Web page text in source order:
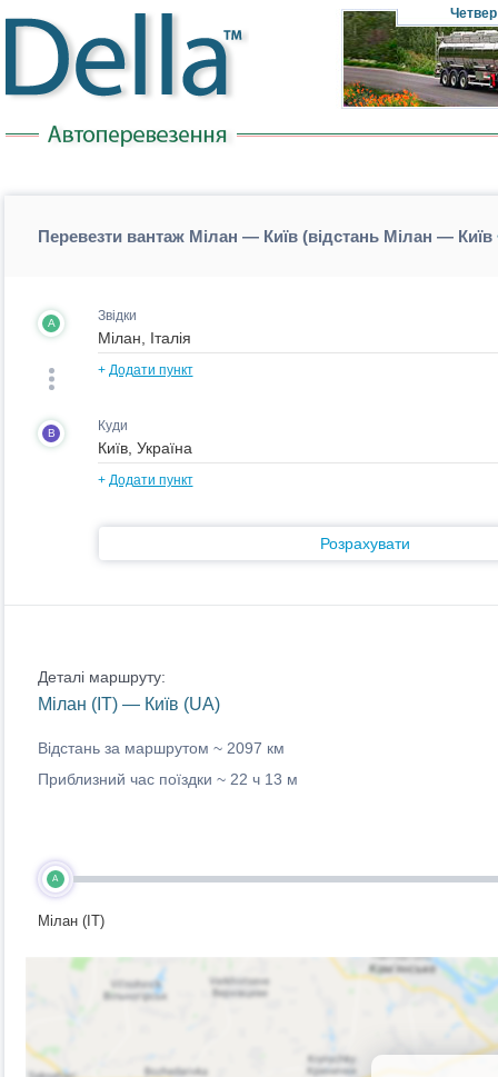
Четвер
Перевезти вантаж Мілан — Київ (відстань Мілан — Київ
A Звідки
+ Додати пункт
B Куди
+ Додати пункт
Розрахувати
Деталі маршруту:
Мілан (IT) — Київ (UA)
Відстань за маршрутом ~ 2097 км
Приблизний час поїздки ~ 22 ч 13 м
A
Мілан (IT)